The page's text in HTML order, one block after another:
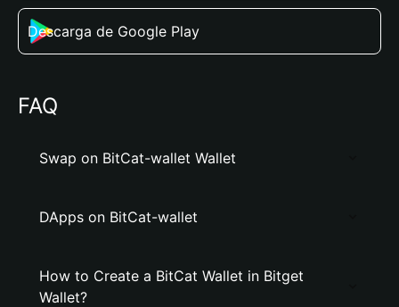
Descarga de Google Play
FAQ
Swap on BitCat-wallet Wallet
DApps on BitCat-wallet
How to Create a BitCat Wallet in Bitget
Wallet?